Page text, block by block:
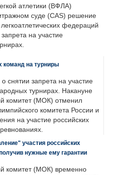
атлетики (ВФЛА)
суде (CAS) решение
федераций
на участие
команд на турниры
снятии запрета на участие
турнирах. Накануне
комитет (МОК) отменил
комитета России и
на участие российских
участия российских
нужные ему гарантии
комитет (МОК) временно